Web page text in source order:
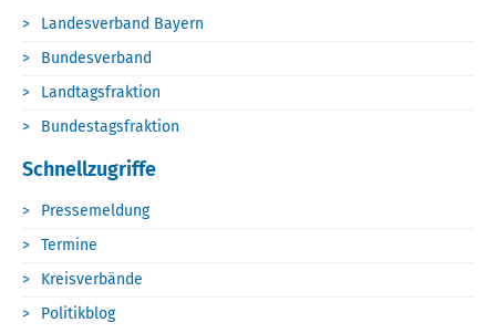
Landesverband Bayern
Bundesverband
Landtagsfraktion
Bundestagsfraktion
Schnellzugriffe
Pressemeldung
Termine
Kreisverbände
Politikblog